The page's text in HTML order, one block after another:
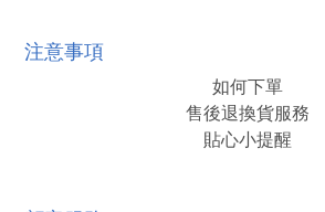
注意事項
如何下單
售後退換貨服務
貼心小提醒